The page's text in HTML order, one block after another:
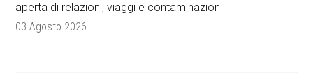
aperta di relazioni, viaggi e contaminazioni
03 Agosto 2026